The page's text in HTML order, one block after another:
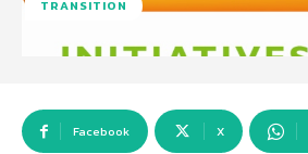
TRANSITION
Facebook X